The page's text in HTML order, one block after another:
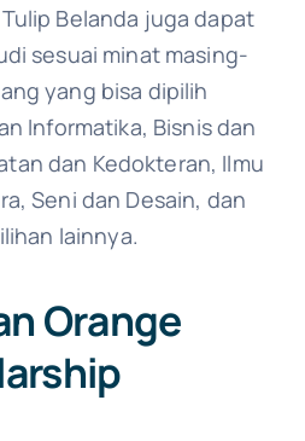
Belanda juga dapat
sesuai minat masing-
yang bisa dipilih
Informatika, Bisnis dan
dan Kedokteran, Ilmu
Seni dan Desain, dan
lainnya.
Orange